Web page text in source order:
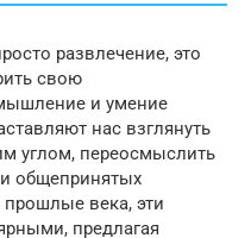
развлечение, это
свою
и умение
нас взглянуть
углом, переосмыслить
общепринятых
прошлые века, эти
предлагая